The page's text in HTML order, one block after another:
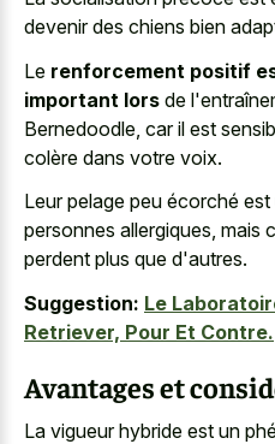
devenir des chiens bien
Le renforcement positif
important lors de
Bernedoodle, car il est
colère dans votre voix.
Leur pelage peu écorché
personnes allergiques, mais
perdent plus que d'autres.
Suggestion: Le
Retriever, Pour Et Contre.
Avantages et
La vigueur hybride est un